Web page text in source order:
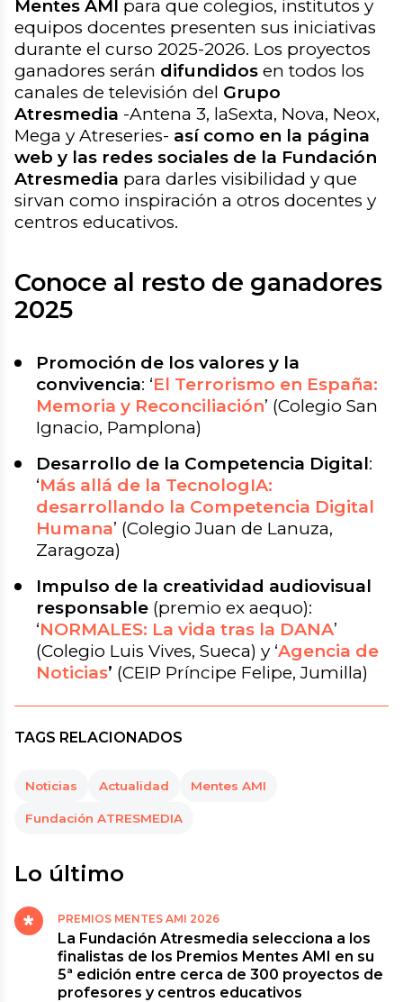
Mentes AMI para que colegios, institutos y
equipos docentes presenten sus iniciativas
durante el curso 2025-2026. Los proyectos
ganadores serán difundidos en todos los
canales de televisión del Grupo
Atresmedia -Antena 3, laSexta, Nova, Neox,
Mega y Atreseries- así como en la página
web y las redes sociales de la Fundación
Atresmedia para darles visibilidad y que
sirvan como inspiración a otros docentes y
centros educativos.
Conoce al resto de ganadores
2025
Promoción de los valores y la
convivencia: ‘El Terrorismo en España:
Memoria y Reconciliación’ (Colegio San
Ignacio, Pamplona)
Desarrollo de la Competencia Digital:
‘Más allá de la TecnologIA:
desarrollando la Competencia Digital
Humana’ (Colegio Juan de Lanuza,
Zaragoza)
Impulso de la creatividad audiovisual
responsable (premio ex aequo):
‘NORMALES: La vida tras la DANA’
(Colegio Luis Vives, Sueca) y ‘Agencia de
Noticias’ (CEIP Príncipe Felipe, Jumilla)
TAGS RELACIONADOS
Noticias Actualidad Mentes AMI
Fundación ATRESMEDIA
Lo último
PREMIOS MENTES AMI 2026
La Fundación Atresmedia selecciona a los
finalistas de los Premios Mentes AMI en su
5ª edición entre cerca de 300 proyectos de
profesores y centros educativos